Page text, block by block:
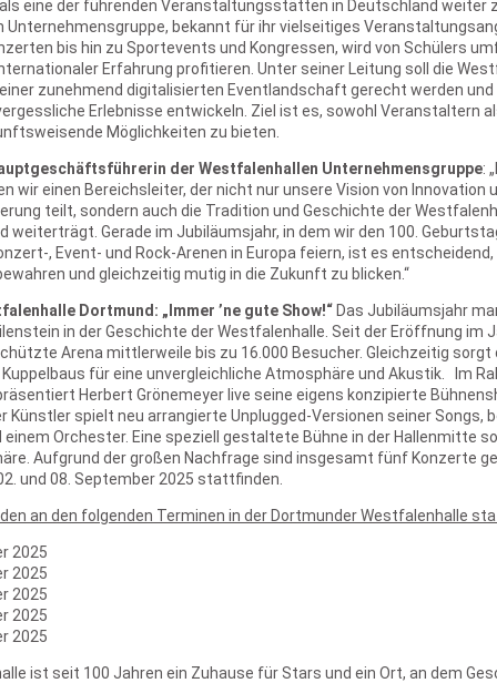
eine der führenden Veranstaltungsstätten in Deutschland weiter
Unternehmensgruppe, bekannt für ihr vielseitiges
bis hin zu Sportevents und Kongressen, wird von Schülers
Erfahrung profitieren. Unter seiner Leitung soll die
zunehmend digitalisierten Eventlandschaft gerecht werden und
Erlebnisse entwickeln. Ziel ist es, sowohl Veranstaltern
Möglichkeiten zu bieten.
der Westfalenhallen Unternehmensgruppe:
wir einen Bereichsleiter, der nicht nur unsere Vision von Innovation
teilt, sondern auch die Tradition und Geschichte der
Gerade im Jubiläumsjahr, in dem wir den 100.
, Event- und Rock-Arenen in Europa feiern, ist es entscheidend,
und gleichzeitig mutig in die Zukunft zu blicken.“
Dortmund: „Immer ’ne gute Show!“ Das Jubiläumsjahr
in der Geschichte der Westfalenhalle. Seit der Eröffnung im
Arena mittlerweile bis zu 16.000 Besucher. Gleichzeitig sorgt
für eine unvergleichliche Atmosphäre und Akustik. Im
Herbert Grönemeyer live seine eigens konzipierte
Künstler spielt neu arrangierte Unplugged-Versionen seiner Songs,
einem Orchester. Eine speziell gestaltete Bühne in der Hallenmitte
Aufgrund der großen Nachfrage sind insgesamt fünf Konzerte
und 08. September 2025 stattfinden.
an den folgenden Terminen in der Dortmunder Westfalenhalle
2025
2025
2025
2025
2025
ist seit 100 Jahren ein Zuhause für Stars und ein Ort, an dem